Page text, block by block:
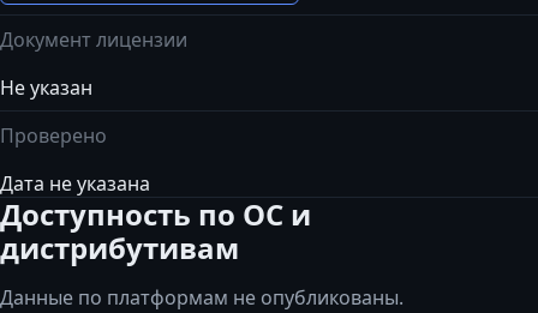
Документ лицензии
Не указан
Проверено
Дата не указана
Доступность по ОС и
дистрибутивам
Данные по платформам не опубликованы.